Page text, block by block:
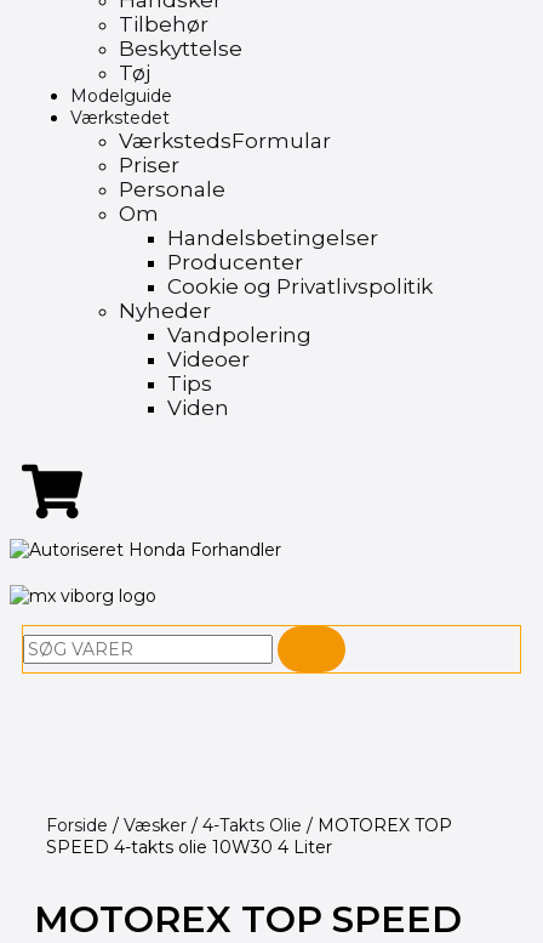
Tilbehør
Beskyttelse
Tøj
Modelguide
Værkstedet
VærkstedsFormular
Priser
Personale
Om
Handelsbetingelser
Producenter
Cookie og Privatlivspolitik
Nyheder
Vandpolering
Videoer
Tips
Viden
Søg
Forside / Væsker / 4-Takts Olie / MOTOREX TOP
SPEED 4-takts olie 10W30 4 Liter
MOTOREX TOP SPEED